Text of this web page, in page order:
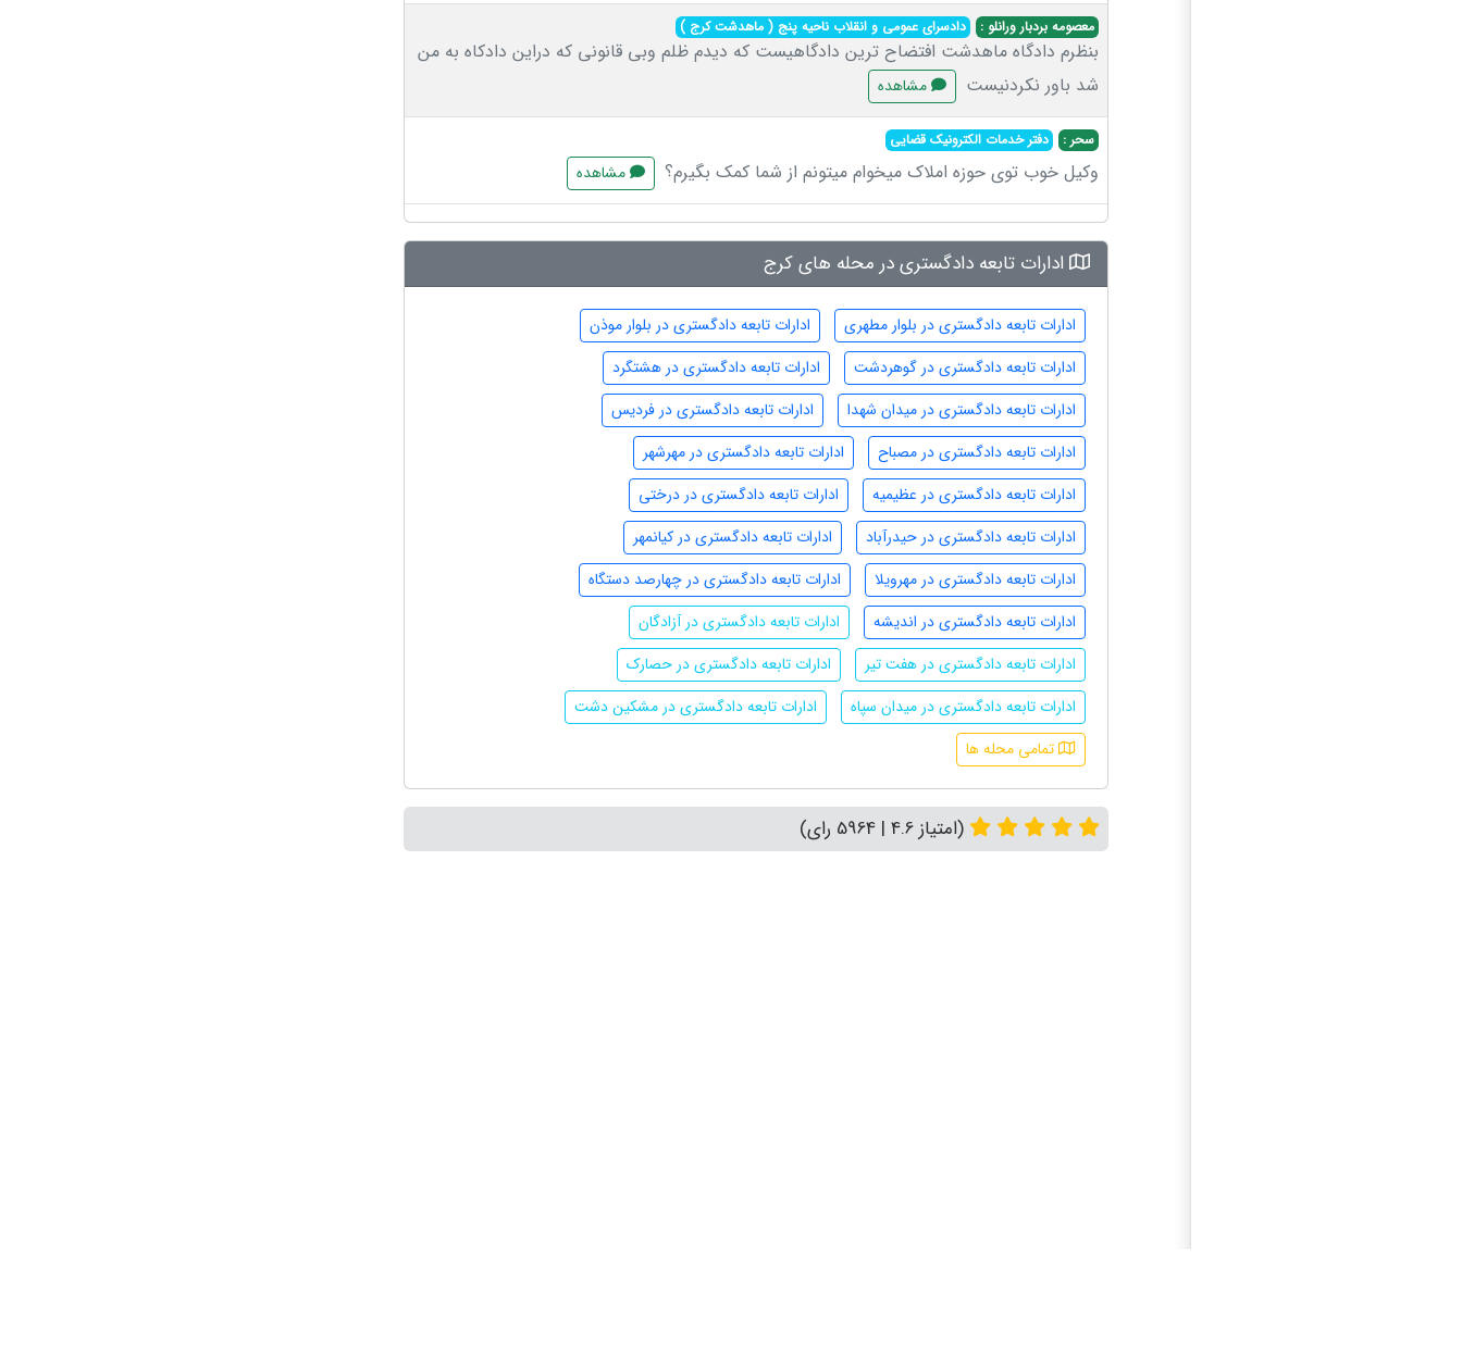
معصومه بردبار ورانلو : دادسرای عمومی و انقلاب ناحیه پنج ( ماهدشت کرج )
بنظرم دادگاه ماهدشت افتضاح ترین دادگاهیست که دیدم ظلم وبی قانونی که دراین دادکاه به من
شد باور نکردنیست
مشاهده
سحر : دفتر خدمات الکترونیک قضایی
وکیل خوب توی حوزه املاک میخوام میتونم از شما کمک بگیرم؟ مشاهده
ادارات تابعه دادگستری در محله های کرج
ادارات تابعه دادگستری در بلوار مطهری
ادارات تابعه دادگستری در بلوار موذن
ادارات تابعه دادگستری در گوهردشت
ادارات تابعه دادگستری در هشتگرد
ادارات تابعه دادگستری در میدان شهدا
ادارات تابعه دادگستری در فردیس
ادارات تابعه دادگستری در مصباح
ادارات تابعه دادگستری در مهرشهر
ادارات تابعه دادگستری در عظیمیه
ادارات تابعه دادگستری در درختی
ادارات تابعه دادگستری در حیدرآباد
ادارات تابعه دادگستری در کیانمهر
ادارات تابعه دادگستری در مهرویلا
ادارات تابعه دادگستری در چهارصد دستگاه
ادارات تابعه دادگستری در اندیشه
ادارات تابعه دادگستری در آزادگان
ادارات تابعه دادگستری در هفت تیر
ادارات تابعه دادگستری در حصارک
ادارات تابعه دادگستری در میدان سپاه
ادارات تابعه دادگستری در مشکین دشت
تمامی محله ها
(امتیاز 4.6 | 5964 رای)